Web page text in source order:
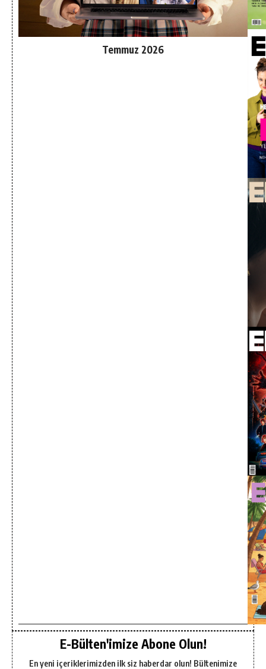
Temmuz 2026
E-Bülten'imize Abone Olun!
En yeni içeriklerimizden ilk siz haberdar olun! Bültenimize